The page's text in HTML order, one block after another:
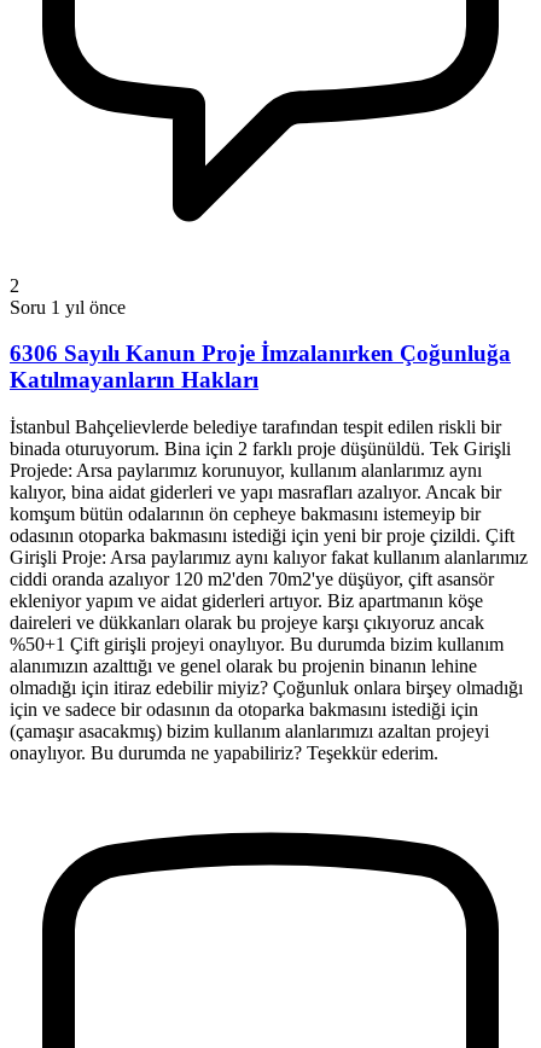
2
Soru 1 yıl önce
6306 Sayılı Kanun Proje İmzalanırken Çoğunluğa
Katılmayanların Hakları
İstanbul Bahçelievlerde belediye tarafından tespit edilen riskli bir
binada oturuyorum. Bina için 2 farklı proje düşünüldü. Tek Girişli
Projede: Arsa paylarımız korunuyor, kullanım alanlarımız aynı
kalıyor, bina aidat giderleri ve yapı masrafları azalıyor. Ancak bir
komşum bütün odalarının ön cepheye bakmasını istemeyip bir
odasının otoparka bakmasını istediği için yeni bir proje çizildi. Çift
Girişli Proje: Arsa paylarımız aynı kalıyor fakat kullanım alanlarımız
ciddi oranda azalıyor 120 m2'den 70m2'ye düşüyor, çift asansör
ekleniyor yapım ve aidat giderleri artıyor. Biz apartmanın köşe
daireleri ve dükkanları olarak bu projeye karşı çıkıyoruz ancak
%50+1 Çift girişli projeyi onaylıyor. Bu durumda bizim kullanım
alanımızın azalttığı ve genel olarak bu projenin binanın lehine
olmadığı için itiraz edebilir miyiz? Çoğunluk onlara birşey olmadığı
için ve sadece bir odasının da otoparka bakmasını istediği için
(çamaşır asacakmış) bizim kullanım alanlarımızı azaltan projeyi
onaylıyor. Bu durumda ne yapabiliriz? Teşekkür ederim.